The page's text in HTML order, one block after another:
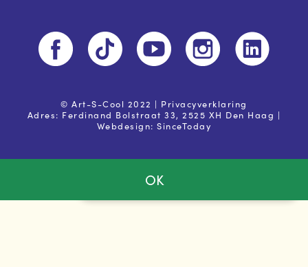
Powered by
privacy voorwaarden
OK
© Art-S-Cool 2022 | Privacyverklaring
Adres: Ferdinand Bolstraat 33, 2525 XH Den Haag |
Webdesign:SinceToday